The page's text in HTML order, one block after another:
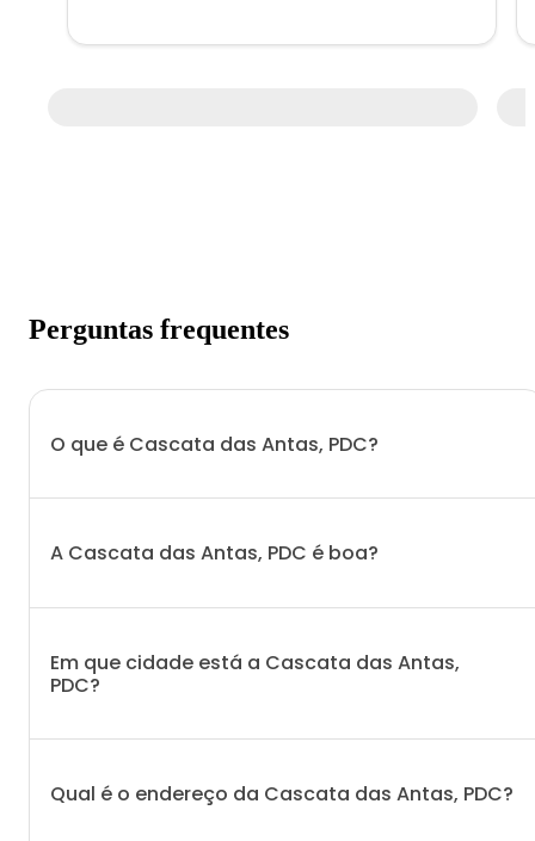
Perguntas frequentes
O que é Cascata das Antas, PDC?
A Cascata das Antas, PDC é boa?
Em que cidade está a Cascata das Antas,
PDC?
Qual é o endereço da Cascata das Antas, PDC?